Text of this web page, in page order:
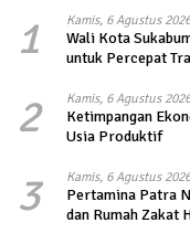
1 Kamis, 6 Agustus 2026
Wali Kota
untuk Percepat
2 Kamis, 6 Agustus 2026
Ketimpangan
Usia Produktif
3 Kamis, 6 Agustus 2026
Pertamina Patra
dan Rumah Zakat